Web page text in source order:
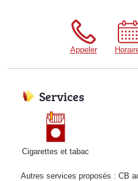
Appeler
Services
Cigarettes et tabac
Autres services proposés : CB